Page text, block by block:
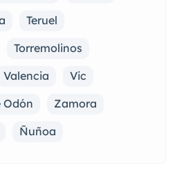
Teruel
Torremolinos
Valencia
Vic
Odón
Zamora
Ñuñoa